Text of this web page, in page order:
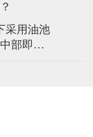
的优势
军中国
采用油池
部即
轮减速
极压齿